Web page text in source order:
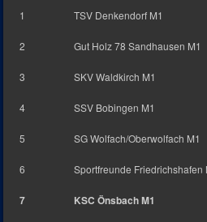
1 TSV Denkendorf M1
2 Gut Holz 78 Sandhausen M1
3 SKV Waldkirch M1
4 SSV Bobingen M1
5 SG Wolfach/Oberwolfach M1
6 Sportfreunde Friedrichshafen
7 KSC Önsbach M1